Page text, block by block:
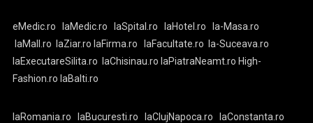
eMedic.ro laMedic.ro laSpital.ro laHotel.ro
la-Masa.ro
laMall.ro
laZiar.ro laFirma.ro laFacultate.ro
la-Suceava.ro
laExecutareSilita.ro
laChisinau.ro laPiatraNeamt.ro High-
Fashion.ro laBalti.ro
laRomania.ro laBucuresti.ro laClujNapoca.ro
laConstanta.ro